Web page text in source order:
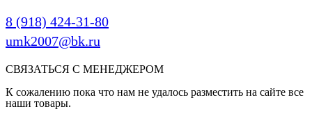
8 (918) 424-31-80
umk2007@bk.ru
СВЯЗАТЬСЯ С МЕНЕДЖЕРОМ
К сожалению пока что нам не удалось разместить на сайте все
наши товары.